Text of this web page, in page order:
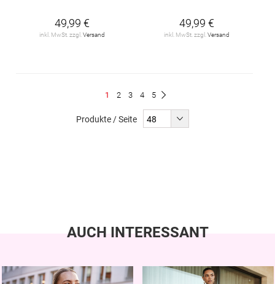
49,99 €
inkl. MwSt. zzgl. Versand
49,99 €
inkl. MwSt. zzgl. Versand
Du
1 Seite
2 Seite
3 Seite
4 Seite
5
Produkte / Seite
AUCH INTERESSANT